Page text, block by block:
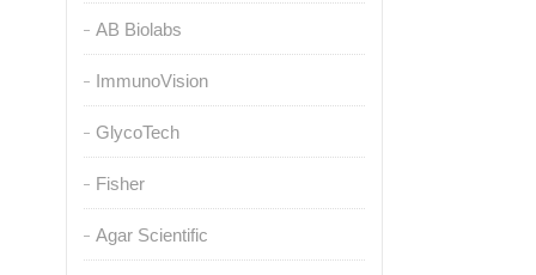
AB Biolabs
ImmunoVision
GlycoTech
Fisher
Agar Scientific